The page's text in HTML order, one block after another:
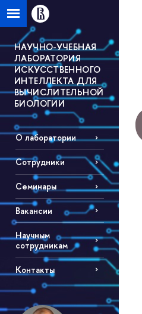
НАУЧНО-УЧЕБНАЯ
ЛАБОРАТОРИЯ
ИСКУССТВЕННОГО
ИНТЕЛЛЕКТА ДЛЯ
ВЫЧИСЛИТЕЛЬНОЙ
БИОЛОГИИ
О лаборатории
Сотрудники
Семинары
Вакансии
Научным
сотрудникам
Контакты